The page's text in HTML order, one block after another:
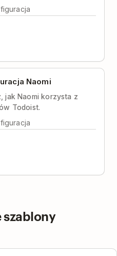
w sposób
i produktywny,
przejrzystości w
i minimalnym stresie.
Naomi
jak Naomi korzysta z
Todoist.
szablony